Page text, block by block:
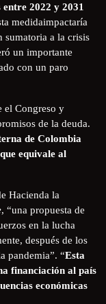
2022 y 2031
medidaimpactaría
sumatoria a la crisis
un importante
con un paro
el Congreso y
de la deuda.
de Colombia
equivale al
Hacienda la
, “una propuesta de
en la lucha
después de los
pandemia”. “Esta
financiación al país
económicas